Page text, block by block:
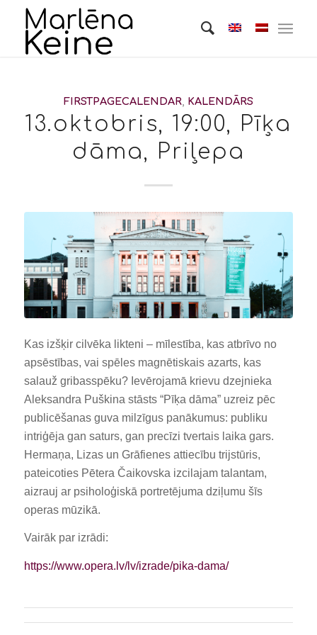
FIRSTPAGECALENDAR, KALENDĀRS
13.oktobris, 19:00, Pīķa
dāma, Priļepa
Kas izšķir cilvēka likteni – mīlestība, kas atbrīvo no
apsēstības, vai spēles magnētiskais azarts, kas
salauž gribasspēku? Ievērojamā krievu dzejnieka
Aleksandra Puškina stāsts “Pīķa dāma” uzreiz pēc
publicēšanas guva milzīgus panākumus: publiku
intriģēja gan saturs, gan precīzi tvertais laika gars.
Hermaņa, Lizas un Grāfienes attiecību trijstūris,
pateicoties Pētera Čaikovska izcilajam talantam,
aizrauj ar psiholoģiskā portretējuma dziļumu šīs
operas mūzikā.
Vairāk par izrādi:
https://www.opera.lv/lv/izrade/pika-dama/